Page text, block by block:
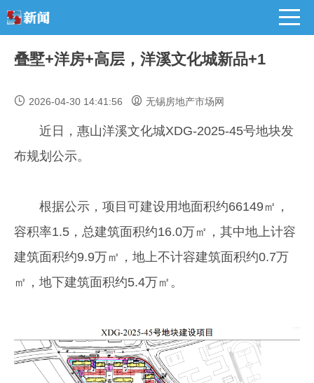
叠墅+洋房+高层，洋溪文化城新品+1
2026-04-30 14:41:56 无锡房地产市场网
近日，惠山洋溪文化城XDG-2025-45号地块发
布规划公示。
根据公示，项目可建设用地面积约66149㎡，
容积率1.5，总建筑面积约16.0万㎡，其中地上计容
建筑面积约9.9万㎡，地上不计容建筑面积约0.7万
㎡，地下建筑面积约5.4万㎡。